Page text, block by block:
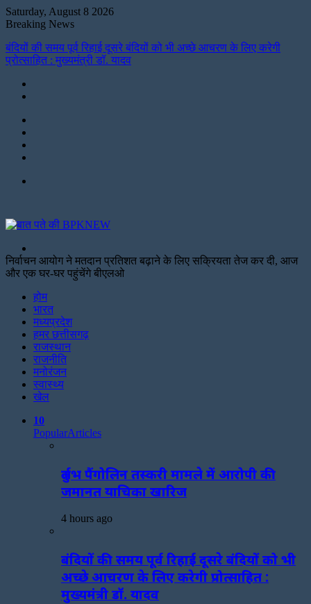
Saturday, August 8 2026
Breaking News
बंदियों की समय पूर्व रिहाई दूसरे बंदियों को भी अच्छे आचरण के लिए करेगी
प्रोत्साहित : मुख्यमंत्री डॉ. यादव
for
निर्वाचन आयोग ने मतदान प्रतिशत बढ़ाने के लिए सक्रियता तेज कर दी, आज
और एक घर-घर पहुंचेंगे बीएलओ
होम
भारत
मध्यप्रदेश
हमर छत्तीसगढ़
राजस्थान
राजनीति
मनोरंजन
स्वास्थ्य
खेल
10
PopularArticles
दुर्लभ पैंगोलिन तस्करी मामले में आरोपी की
जमानत याचिका खारिज
4 hours ago
बंदियों की समय पूर्व रिहाई दूसरे बंदियों को भी
अच्छे आचरण के लिए करेगी प्रोत्साहित :
मुख्यमंत्री डॉ. यादव